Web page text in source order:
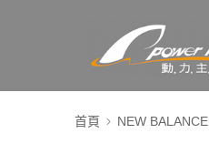
首頁 NEW BALANCE